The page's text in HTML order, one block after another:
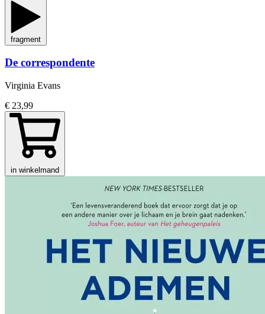
fragment
De correspondente
Virginia Evans
€ 23,99
in winkelmand